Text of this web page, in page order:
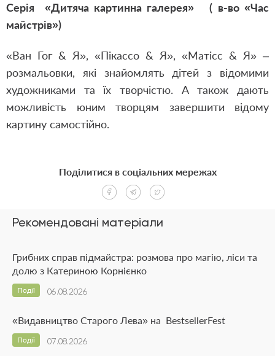
Серія «Дитяча картинна галерея» ( в-во «Час
майстрів»)
«Ван Гог & Я», «Пікассо & Я», «Матісс & Я» –
розмальовки, які знайомлять дітей з відомими
художниками та їх творчістю. А також дають
можливість юним творцям завершити відому
картину самостійно.
Рекомендовані матеріали
Грибних справ підмайстра: розмова про магію, ліси та
долю з Катериною Корнієнко
06.08.2026
Події
«Видавництво Старого Лева» на BestsellerFest
07.08.2026
Події
Поділитися в соціальних мережах